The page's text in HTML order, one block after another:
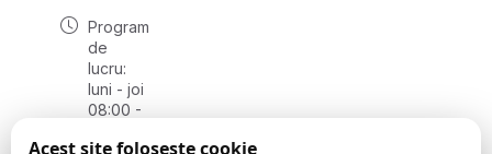
Program
de
lucru:
luni - joi
08:00 -
Acest site folosește cookie